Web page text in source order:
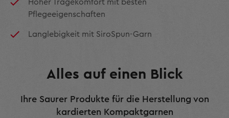
Hoher Tragekomfort mit besten
Pflegeeigenschaften
Langlebigkeit mit SiroSpun-Garn
Alles auf einen Blick
Ihre Saurer Produkte für die Herstellung von
kardierten Kompaktgarnen